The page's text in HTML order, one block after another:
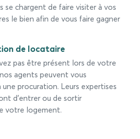
se chargent de faire visiter à vos
le bien afin de vous faire gagner
de locataire
pas être présent lors de votre
agents peuvent vous
une procuration. Leurs expertises
d’entrer ou de sortir
votre logement.